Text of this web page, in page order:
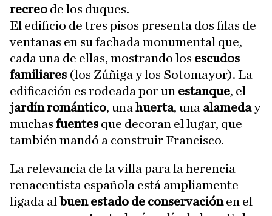
recreo de los duques.
El edificio de tres pisos presenta dos filas de
ventanas en su fachada monumental que,
cada una de ellas, mostrando los escudos
familiares (los Zúñiga y los Sotomayor). La
edificación es rodeada por un estanque, el
jardín romántico, una huerta, una alameday
muchas fuentes que decoran el lugar, que
también mandó a construir Francisco.
La relevancia de la villa para la herencia
renacentista española está ampliamente
ligada al buen estado de conservaciónen el